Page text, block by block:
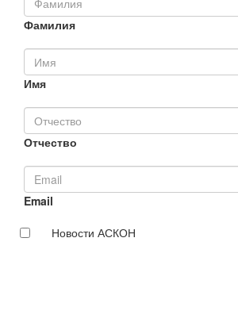
Фамилия
Имя
Отчество
Email
Новости АСКОН